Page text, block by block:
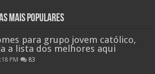
mais Populares
para grupo jovem católico,
a lista dos melhores aqui
PM 83